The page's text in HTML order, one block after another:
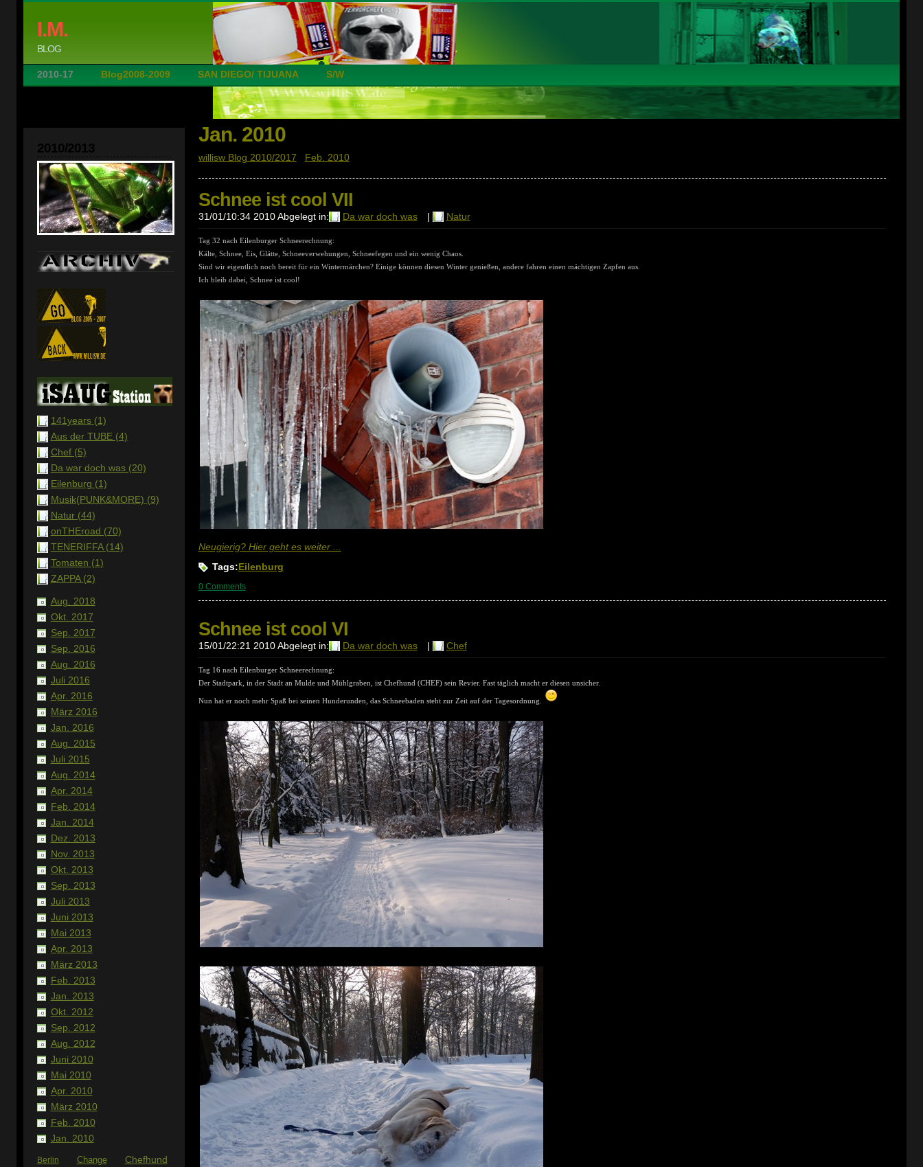
I.M.
BLOG
2010-17 Blog2008-2009 SAN DIEGO/ TIJUANA S/W
2010/2013
141years (1)
Aus der TUBE (4)
Chef (5)
Da war doch was (20)
Eilenburg (1)
Musik(PUNK&MORE) (9)
Natur (44)
onTHEroad (70)
TENERIFFA (14)
Tomaten (1)
ZAPPA (2)
Aug. 2018
Okt. 2017
Sep. 2017
Sep. 2016
Aug. 2016
Juli 2016
Apr. 2016
März 2016
Jan. 2016
Aug. 2015
Juli 2015
Aug. 2014
Apr. 2014
Feb. 2014
Jan. 2014
Dez. 2013
Nov. 2013
Okt. 2013
Sep. 2013
Juli 2013
Juni 2013
Mai 2013
Apr. 2013
März 2013
Feb. 2013
Jan. 2013
Okt. 2012
Sep. 2012
Aug. 2012
Juni 2010
Mai 2010
Apr. 2010
März 2010
Feb. 2010
Jan. 2010
Berlin Change Chefhund
Jan. 2010
willisw Blog 2010/2017 Feb. 2010
Schnee ist cool VII
31/01/10:34 2010 Abgelegt in: Da war doch was Natur
Tag 32 nach Eilenburger Schneerechnung:
Kälte, Schnee, Eis, Glätte, Schneeverwehungen, Schneefegen und ein wenig Chaos.
Sind wir eigentlich noch bereit für ein Wintermärchen? Einige können diesen Winter genießen, andere fahren einen mächtigen Zapfen aus.
Ich bleib dabei, Schnee ist cool!
Neugierig? Hier geht es weiter ...
Tags: Eilenburg
0 Comments
Schnee ist cool VI
15/01/22:21 2010 Abgelegt in: Da war doch was Chef
Tag 16 nach Eilenburger Schneerechnung:
Der Stadtpark, in der Stadt an Mulde und Mühlgraben, ist Chefhund (CHEF) sein Revier. Fast täglich macht er diesen unsicher.
Nun hat er noch mehr Spaß bei seinen Hunderunden, das Schneebaden steht zur Zeit auf der Tagesordnung.